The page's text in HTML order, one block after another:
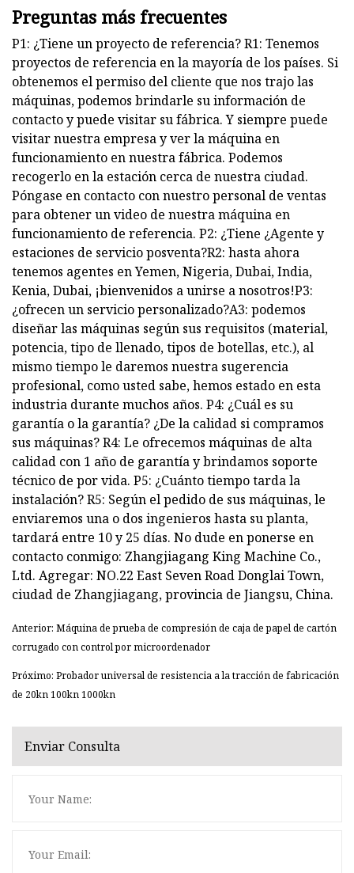
Preguntas más frecuentes
P1: ¿Tiene un proyecto de referencia? R1: Tenemos
proyectos de referencia en la mayoría de los países. Si
obtenemos el permiso del cliente que nos trajo las
máquinas, podemos brindarle su información de
contacto y puede visitar su fábrica. Y siempre puede
visitar nuestra empresa y ver la máquina en
funcionamiento en nuestra fábrica. Podemos
recogerlo en la estación cerca de nuestra ciudad.
Póngase en contacto con nuestro personal de ventas
para obtener un video de nuestra máquina en
funcionamiento de referencia. P2: ¿Tiene ¿Agente y
estaciones de servicio posventa?R2: hasta ahora
tenemos agentes en Yemen, Nigeria, Dubai, India,
Kenia, Dubai, ¡bienvenidos a unirse a nosotros!P3:
¿ofrecen un servicio personalizado?A3: podemos
diseñar las máquinas según sus requisitos (material,
potencia, tipo de llenado, tipos de botellas, etc.), al
mismo tiempo le daremos nuestra sugerencia
profesional, como usted sabe, hemos estado en esta
industria durante muchos años. P4: ¿Cuál es su
garantía o la garantía? ¿De la calidad si compramos
sus máquinas? R4: Le ofrecemos máquinas de alta
calidad con 1 año de garantía y brindamos soporte
técnico de por vida. P5: ¿Cuánto tiempo tarda la
instalación? R5: Según el pedido de sus máquinas, le
enviaremos una o dos ingenieros hasta su planta,
tardará entre 10 y 25 días. No dude en ponerse en
contacto conmigo: Zhangjiagang King Machine Co.,
Ltd. Agregar: NO.22 East Seven Road Donglai Town,
ciudad de Zhangjiagang, provincia de Jiangsu, China.
Anterior: Máquina de prueba de compresión de caja de papel de cartón
corrugado con control por microordenador
Próximo: Probador universal de resistencia a la tracción de fabricación
de 20kn 100kn 1000kn
Enviar Consulta